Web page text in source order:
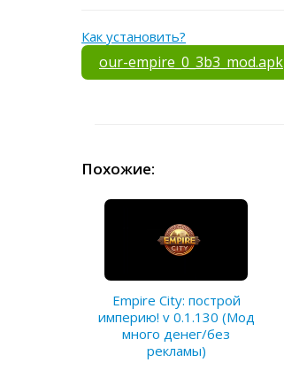
Как установить?
our-empire_0_3b3_mod.apk
Похожие:
Empire City: построй
империю! v 0.1.130 (Мод
много денег/без
рекламы)